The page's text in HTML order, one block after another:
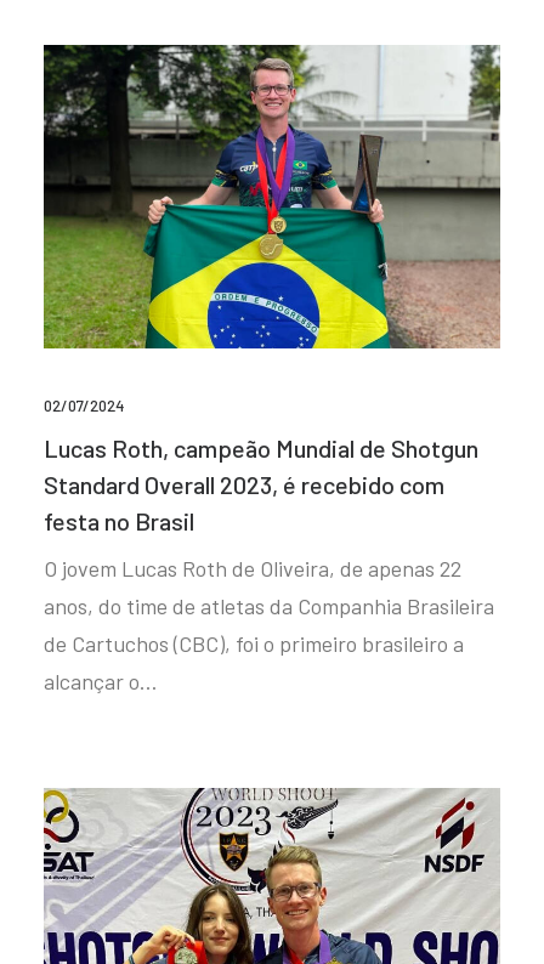
02/07/2024
Lucas Roth, campeão Mundial de Shotgun
Standard Overall 2023, é recebido com
festa no Brasil
O jovem Lucas Roth de Oliveira, de apenas 22
anos, do time de atletas da Companhia Brasileira
de Cartuchos (CBC), foi o primeiro brasileiro a
alcançar o…